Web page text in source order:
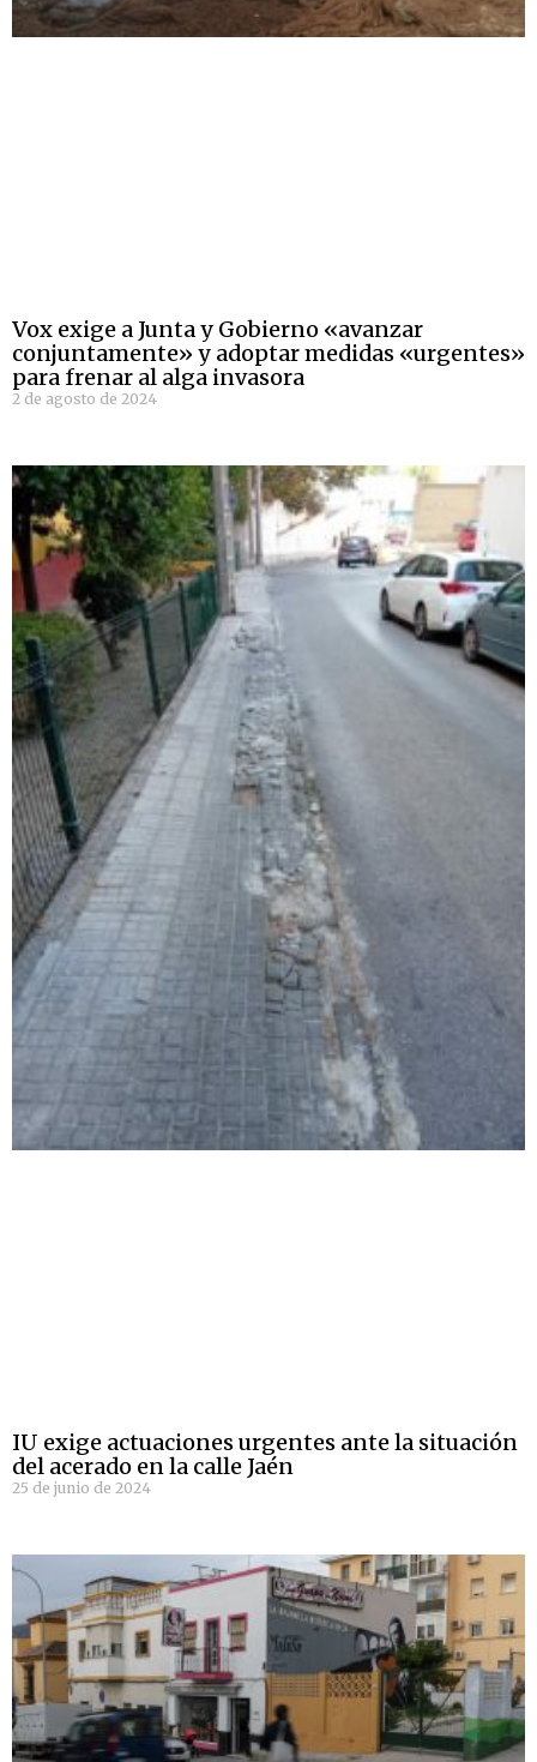
Vox exige a Junta y Gobierno «avanzar
conjuntamente» y adoptar medidas «urgentes»
para frenar al alga invasora
2 de agosto de 2024
IU exige actuaciones urgentes ante la situación
del acerado en la calle Jaén
25 de junio de 2024